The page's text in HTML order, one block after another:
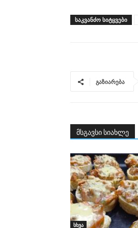
ᲡᲐᲙᲕᲐᲜᲫᲝ ᲡᲘᲢᲧᲕᲔᲑᲘ
გაზიარება
მსგავსი სიახლე
სხვა